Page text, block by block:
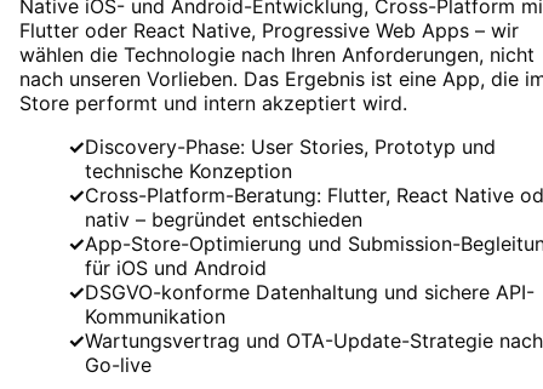
Native iOS- und Android-Entwicklung, Cross-Platform
Flutter oder React Native, Progressive Web Apps – wir
wählen die Technologie nach Ihren Anforderungen, nicht
nach unseren Vorlieben. Das Ergebnis ist eine App, die
Store performt und intern akzeptiert wird.
✓Discovery-Phase: User Stories, Prototyp und
technische Konzeption
✓Cross-Platform-Beratung: Flutter, React Native
nativ – begründet entschieden
✓App-Store-Optimierung und Submission-
für iOS und Android
✓DSGVO-konforme Datenhaltung und sichere API-
Kommunikation
✓Wartungsvertrag und OTA-Update-Strategie nach
Go-live